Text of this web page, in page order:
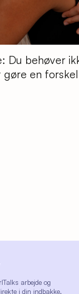
Du behøver
en forskel
arbejde og
i din indbakke.